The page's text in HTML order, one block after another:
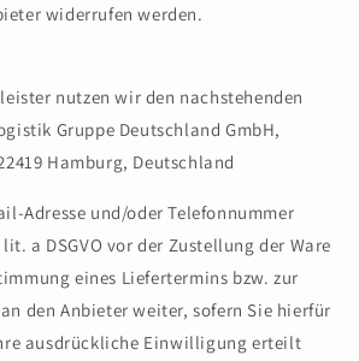
widerrufen werden.
nutzen wir den nachstehenden
Gruppe Deutschland GmbH,
Hamburg, Deutschland
Adresse und/oder Telefonnummer
a DSGVO vor der Zustellung der Ware
eines Liefertermins bzw. zur
den Anbieter weiter, sofern Sie hierfür
ausdrückliche Einwilligung erteilt